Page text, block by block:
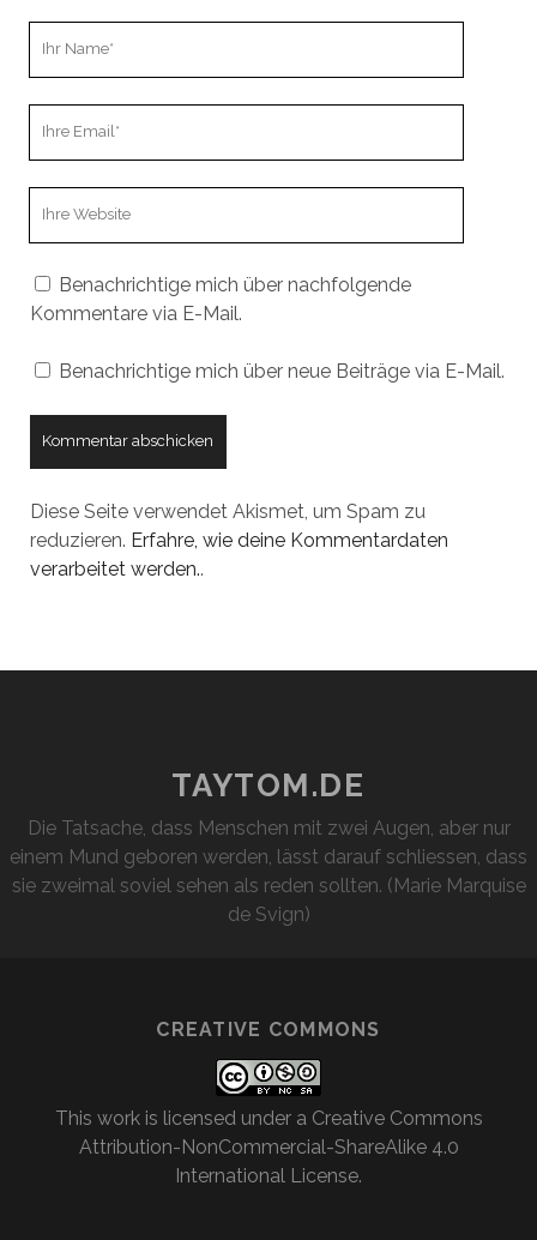
Benachrichtige mich über nachfolgende
Kommentare via E-Mail.
Benachrichtige mich über neue Beiträge via E-Mail.
Diese Seite verwendet Akismet, um Spam zu
reduzieren. Erfahre, wie deine Kommentardaten
verarbeitet werden..
TAYTOM.DE
Die Tatsache, dass Menschen mit zwei Augen, aber nur
einem Mund geboren werden, lässt darauf schliessen, dass
sie zweimal soviel sehen als reden sollten. (Marie Marquise
de Svign)
CREATIVE COMMONS
This work is licensed under a Creative Commons
Attribution-NonCommercial-ShareAlike 4.0
International License.